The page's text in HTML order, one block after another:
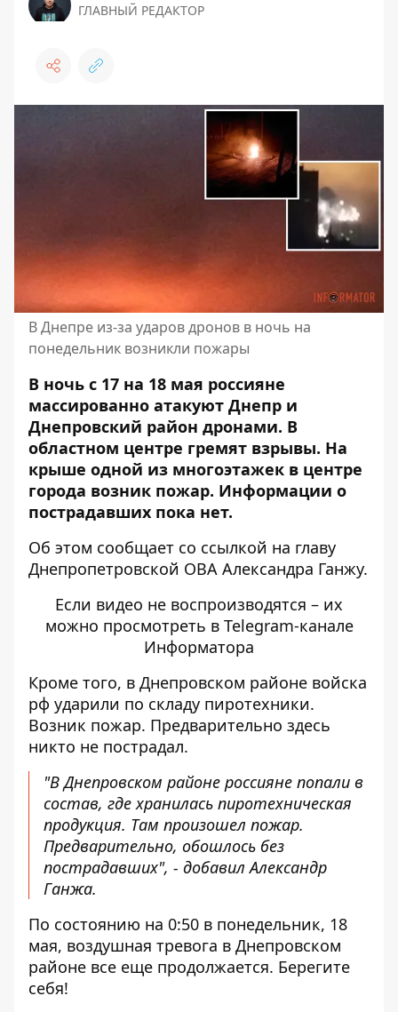
ГЛАВНЫЙ РЕДАКТОР
В Днепре из-за ударов дронов в ночь на
понедельник возникли пожары
В ночь с 17 на 18 мая россияне
массированно атакуют Днепр и
Днепровский район дронами. В
областном центре гремят взрывы. На
крыше одной из многоэтажек в центре
города возник пожар. Информации о
пострадавших пока нет.
Об этом сообщает со ссылкой на главу
Днепропетровской ОВА Александра Ганжу.
Если видео не воспроизводятся – их
можно просмотреть в Telegram-канале
Информатора
Кроме того, в Днепровском районе войска
рф ударили по складу пиротехники.
Возник пожар. Предварительно здесь
никто не пострадал.
"В Днепровском районе россияне попали в
состав, где хранилась пиротехническая
продукция. Там произошел пожар.
Предварительно, обошлось без
пострадавших", - добавил Александр
Ганжа.
По состоянию на 0:50 в понедельник, 18
мая, воздушная тревога в Днепровском
районе все еще продолжается. Берегите
себя!